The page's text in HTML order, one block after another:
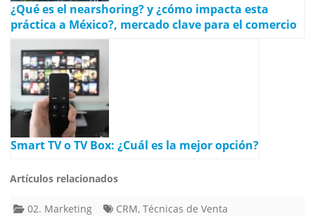
¿Qué es el nearshoring? y ¿cómo impacta esta
práctica a México?, mercado clave para el comercio
exterior.
Smart TV o TV Box: ¿Cuál es la mejor opción?
Artículos relacionados
02. Marketing CRM, Técnicas de Venta